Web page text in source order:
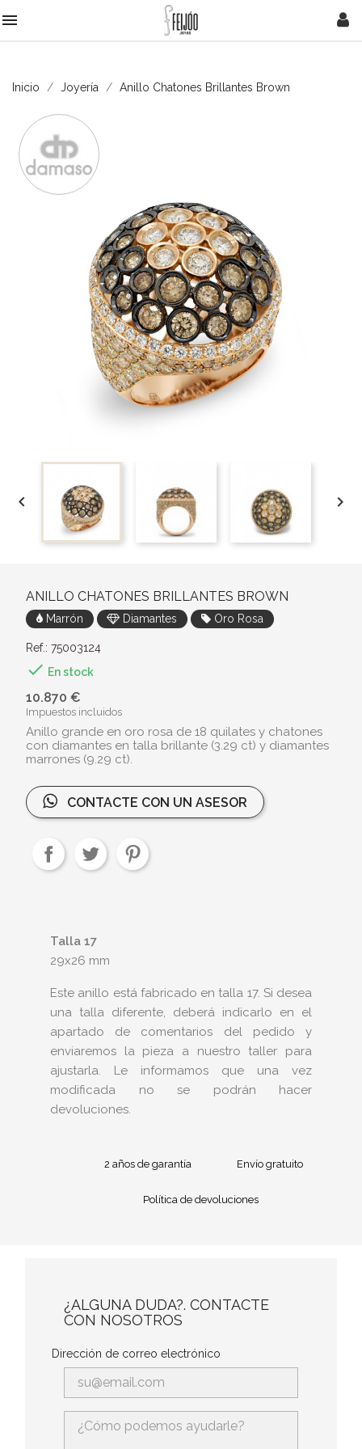

Inicio Joyería Anillo Chatones Brillantes Brown
 
ANILLO CHATONES BRILLANTES BROWN
Marrón Diamantes Oro Rosa
Ref.: 75003124
 En stock
10.870 €
Impuestos incluidos
Anillo grande en oro rosa de 18 quilates y chatones
con diamantes en talla brillante (3.29 ct) y diamantes
marrones (9.29 ct).
CONTACTE CON UN ASESOR
Talla 17
29x26 mm
Este anillo está fabricado en talla 17. Si desea
una talla diferente, deberá indicarlo en el
apartado de comentarios del pedido y
enviaremos la pieza a nuestro taller para
ajustarla. Le informamos que una vez
modificada no se podrán hacer
devoluciones.
2 años de garantía Envío gratuito
Política de devoluciones
¿ALGUNA DUDA?. CONTACTE
CON NOSOTROS
Dirección de correo electrónico